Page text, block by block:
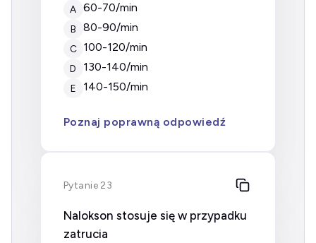
A 60-70/min
B 80-90/min
C 100-120/min
D 130-140/min
E 140-150/min
Poznaj poprawną odpowiedź
Pytanie 23
Nalokson stosuje się w przypadku
zatrucia